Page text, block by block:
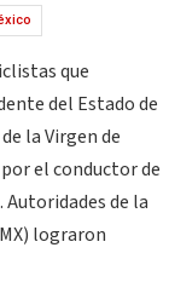
que
del Estado de
la Virgen de
el conductor de
Autoridades de la
lograron